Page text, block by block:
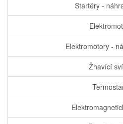
Startéry -
Elektromotory -
Žhavící